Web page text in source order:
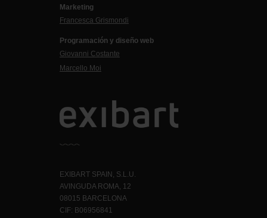
Marketing
Francesca Grismondi
Programación y diseño web
Giovanni Costante
Marcello Moi
EXIBART SPAIN, S.L.U.
AVINGUDA ROMA, 12
08015 BARCELONA
CIF: B06956841